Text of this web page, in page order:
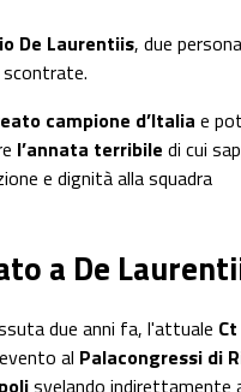
De Laurentiis, due
campione d’Italia e
l’annata terribile di cui
e dignità alla squadra
a De
due anni fa, l'attuale Ct
al Palacongressi di
svelando indirettamente